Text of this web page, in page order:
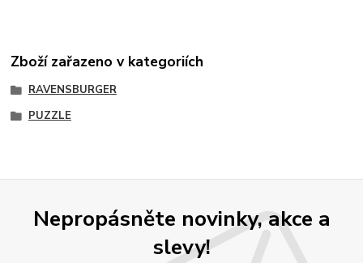
Zboží zařazeno v kategoriích
RAVENSBURGER
PUZZLE
Nepropásněte novinky, akce a
slevy!